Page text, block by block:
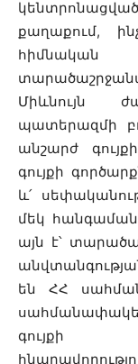
քաղաքում,
հիմնական
Միևնույն
պատերազմի
անշարժ
գույքի
և՛
մեկ
այն է՝
են ՀՀ
գույքի